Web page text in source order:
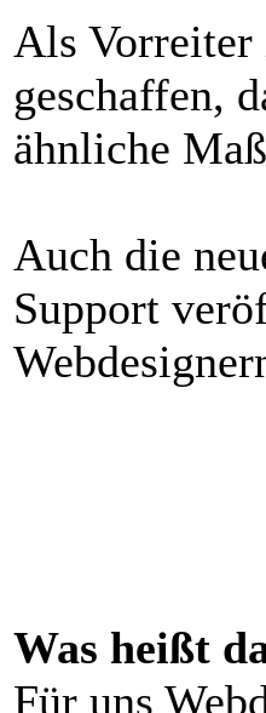
Als Vorreiter
geschaffen,
ähnliche
Auch die
Support
Was heißt
Für uns